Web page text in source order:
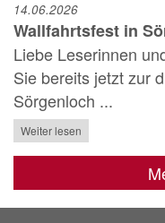
14.06.2026
Wallfahrtsfest in
Liebe Leserinnen
Sie bereits jetzt zur
Sörgenloch ...
Weiter lesen